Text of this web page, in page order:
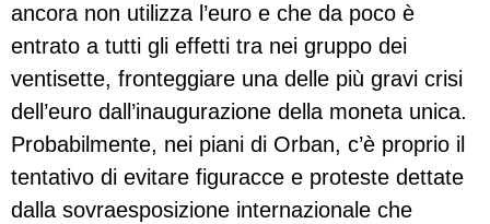
ancora non utilizza l’euro e che da poco è
entrato a tutti gli effetti tra nei gruppo dei
ventisette, fronteggiare una delle più gravi crisi
dell’euro dall’inaugurazione della moneta unica.
Probabilmente, nei piani di Orban, c’è proprio il
tentativo di evitare figuracce e proteste dettate
dalla sovraesposizione internazionale che